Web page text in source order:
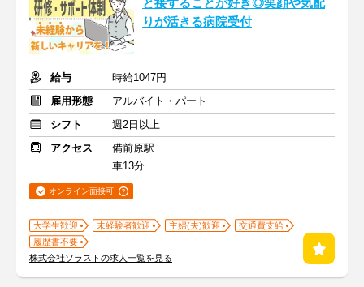
と接することが好き◎笑顔や気配
りが活きる病院受付
給与
時給1047円
雇用形態
アルバイト・パート
シフト
週2日以上
アクセス
備前原駅
車13分
オンライン面接可
大学生歓迎 未経験者歓迎 主婦(夫)歓迎
交通費支給
履歴書不要
株式会社ソラストの求人一覧を見る